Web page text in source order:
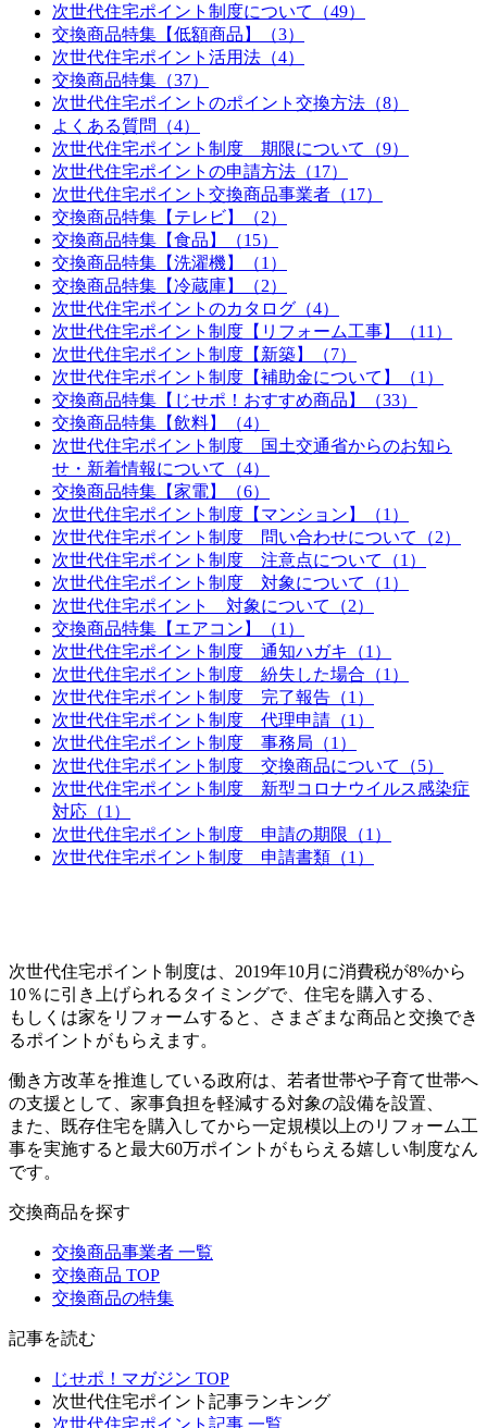
次世代住宅ポイント制度について（49）
交換商品特集【低額商品】（3）
次世代住宅ポイント活用法（4）
交換商品特集（37）
次世代住宅ポイントのポイント交換方法（8）
よくある質問（4）
次世代住宅ポイント制度 期限について（9）
次世代住宅ポイントの申請方法（17）
次世代住宅ポイント交換商品事業者（17）
交換商品特集【テレビ】（2）
交換商品特集【食品】（15）
交換商品特集【洗濯機】（1）
交換商品特集【冷蔵庫】（2）
次世代住宅ポイントのカタログ（4）
次世代住宅ポイント制度【リフォーム工事】（11）
次世代住宅ポイント制度【新築】（7）
次世代住宅ポイント制度【補助金について】（1）
交換商品特集【じせポ！おすすめ商品】（33）
交換商品特集【飲料】（4）
次世代住宅ポイント制度 国土交通省からのお知ら
せ・新着情報について（4）
交換商品特集【家電】（6）
次世代住宅ポイント制度【マンション】（1）
次世代住宅ポイント制度 問い合わせについて（2）
次世代住宅ポイント制度 注意点について（1）
次世代住宅ポイント制度 対象について（1）
次世代住宅ポイント 対象について（2）
交換商品特集【エアコン】（1）
次世代住宅ポイント制度 通知ハガキ（1）
次世代住宅ポイント制度 紛失した場合（1）
次世代住宅ポイント制度 完了報告（1）
次世代住宅ポイント制度 代理申請（1）
次世代住宅ポイント制度 事務局（1）
次世代住宅ポイント制度 交換商品について（5）
次世代住宅ポイント制度 新型コロナウイルス感染症
対応（1）
次世代住宅ポイント制度 申請の期限（1）
次世代住宅ポイント制度 申請書類（1）
次世代住宅ポイント制度は、2019年10月に消費税が8%から
10％に引き上げられるタイミングで、住宅を購入する、
もしくは家をリフォームすると、さまざまな商品と交換でき
るポイントがもらえます。
働き方改革を推進している政府は、若者世帯や子育て世帯へ
の支援として、家事負担を軽減する対象の設備を設置、
また、既存住宅を購入してから一定規模以上のリフォーム工
事を実施すると最大60万ポイントがもらえる嬉しい制度なん
です。
交換商品を探す
交換商品事業者 一覧
交換商品 TOP
交換商品の特集
記事を読む
じせポ！マガジン TOP
次世代住宅ポイント記事ランキング
次世代住宅ポイント記事 一覧